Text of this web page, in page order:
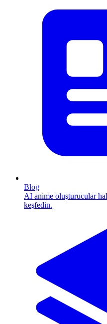
Blog
AI anime oluşturucular
keşfedin.